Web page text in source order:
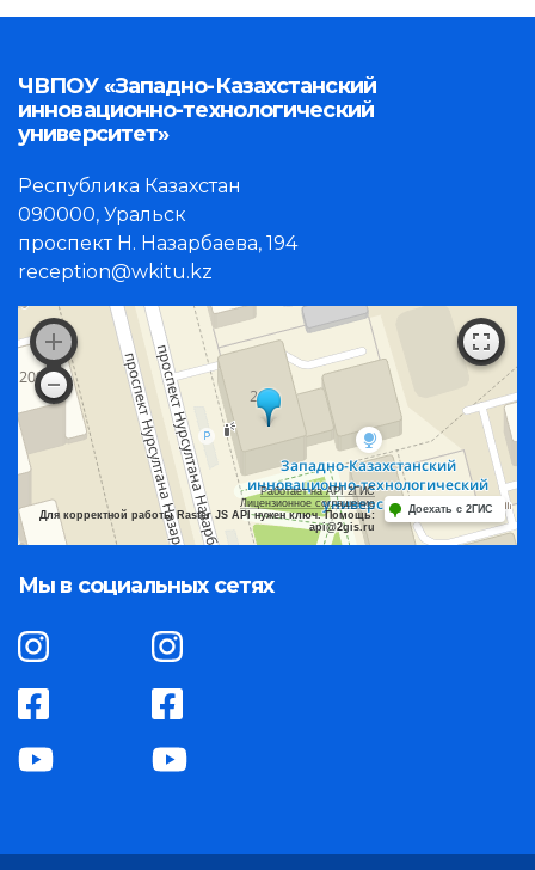
ЧВПОУ «Западно-Казахстанский
инновационно-технологический
университет»
Республика Казахстан
090000, Уральск
проспект Н. Назарбаева, 194
reception@wkitu.kz
Работает на API 2ГИС
Лицензионное соглашение
Для корректной работы Raster JS API нужен ключ. Помощь:
api@2gis.ru
Доехать с 2ГИС
Мы в социальных сетях